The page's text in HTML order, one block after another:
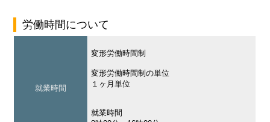
労働時間について
就業時間
変形労働時間制
変形労働時間制の単位
１ヶ月単位
就業時間